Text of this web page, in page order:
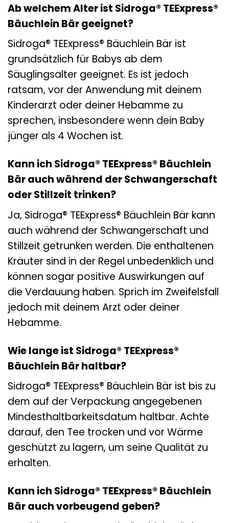
Ab welchem Alter ist Sidroga® TEExpress®
Bäuchlein Bär geeignet?
Sidroga® TEExpress® Bäuchlein Bär ist
grundsätzlich für Babys ab dem
Säuglingsalter geeignet. Es ist jedoch
ratsam, vor der Anwendung mit deinem
Kinderarzt oder deiner Hebamme zu
sprechen, insbesondere wenn dein Baby
jünger als 4 Wochen ist.
Kann ich Sidroga® TEExpress® Bäuchlein
Bär auch während der Schwangerschaft
oder Stillzeit trinken?
Ja, Sidroga® TEExpress® Bäuchlein Bär kann
auch während der Schwangerschaft und
Stillzeit getrunken werden. Die enthaltenen
Kräuter sind in der Regel unbedenklich und
können sogar positive Auswirkungen auf
die Verdauung haben. Sprich im Zweifelsfall
jedoch mit deinem Arzt oder deiner
Hebamme.
Wie lange ist Sidroga® TEExpress®
Bäuchlein Bär haltbar?
Sidroga® TEExpress® Bäuchlein Bär ist bis zu
dem auf der Verpackung angegebenen
Mindesthaltbarkeitsdatum haltbar. Achte
darauf, den Tee trocken und vor Wärme
geschützt zu lagern, um seine Qualität zu
erhalten.
Kann ich Sidroga® TEExpress® Bäuchlein
Bär auch vorbeugend geben?